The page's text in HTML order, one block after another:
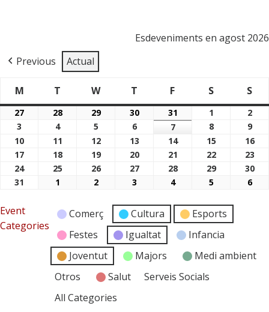
Esdeveniments en agost 2026
Previous
Actual
M
Dilluns
T Dimarts
WDimecres
T F Divendres
S Dissabte
S
27 27/07/2026
28 28/07/2026
2929/07/2026
30 30/07/2026
31 31/07/2026
1 01/08/2026
2
3
03/08/2026
404/08/2026
5 05/08/2026
6 06/08/2026
7 07/08/2026
8 08/08/2026
9
10 10/08/2026
11 11/08/2026
12 12/08/2026
13 13/08/2026
1414/08/2026
15 15/08/2026
16
17 17/08/2026
18 18/08/2026
19 19/08/2026
20 20/08/2026
21 21/08/2026
22 22/08/2026
23
24 24/08/2026
25 25/08/2026
26 26/08/2026
27 27/08/2026
28 28/08/2026
29 29/08/2026
30
31
31/08/2026
1 01/09/2026
2 02/09/2026
3 03/09/2026
404/09/2026
5 05/09/2026
606/
Event
Categories
Comerç Cultura
Esports
Festes
Igualtat
Infancia
Joventut
Majors
Medi ambient
Otros
Salut
Serveis Socials
All Categories